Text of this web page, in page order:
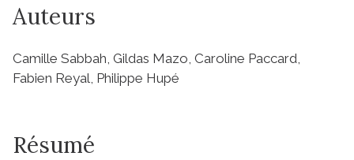
Auteurs
Camille Sabbah, Gildas Mazo, Caroline Paccard,
Fabien Reyal, Philippe Hupé
Résumé